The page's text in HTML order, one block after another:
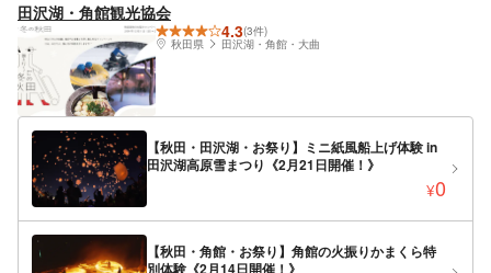
田沢湖・角館観光協会
4.3(3件)
秋田県
田沢湖・角館・大曲
【秋田・田沢湖・お祭り】ミニ紙風船上げ体験 in
田沢湖高原雪まつり《2月21日開催！》
¥0
【秋田・角館・お祭り】角館の火振りかまくら特
別体験《2月14日開催！》